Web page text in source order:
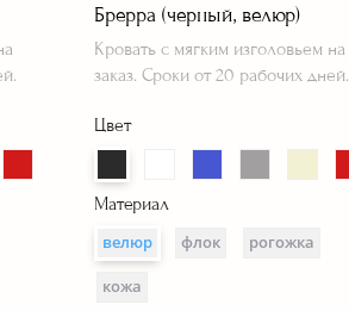
Брерра (черный, велюр)
Кровать с мягким изголовьем на
заказ. Сроки от 20 рабочих дней.
Цвет
Материал
велюр
флок рогожка
кожа